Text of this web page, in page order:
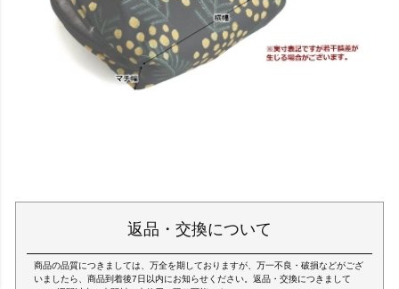
返品・交換について
商品の品質につきましては、万全を期しておりますが、万一不良・破損などがござ
いましたら、商品到着後7日以内にお知らせください。返品・交換につきまして